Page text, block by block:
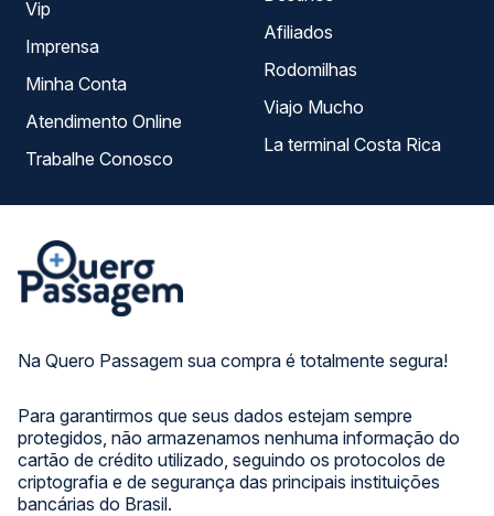
Na Quero Passagem sua compra é totalmente segura!
Para garantirmos que seus dados estejam sempre
protegidos, não armazenamos nenhuma informação do
cartão de crédito utilizado, seguindo os protocolos de
criptografia e de segurança das principais instituições
bancárias do Brasil.
Vip
Imprensa
Minha Conta
Atendimento Online
Trabalhe Conosco
Afiliados
Rodomilhas
Viajo Mucho
La terminal Costa Rica